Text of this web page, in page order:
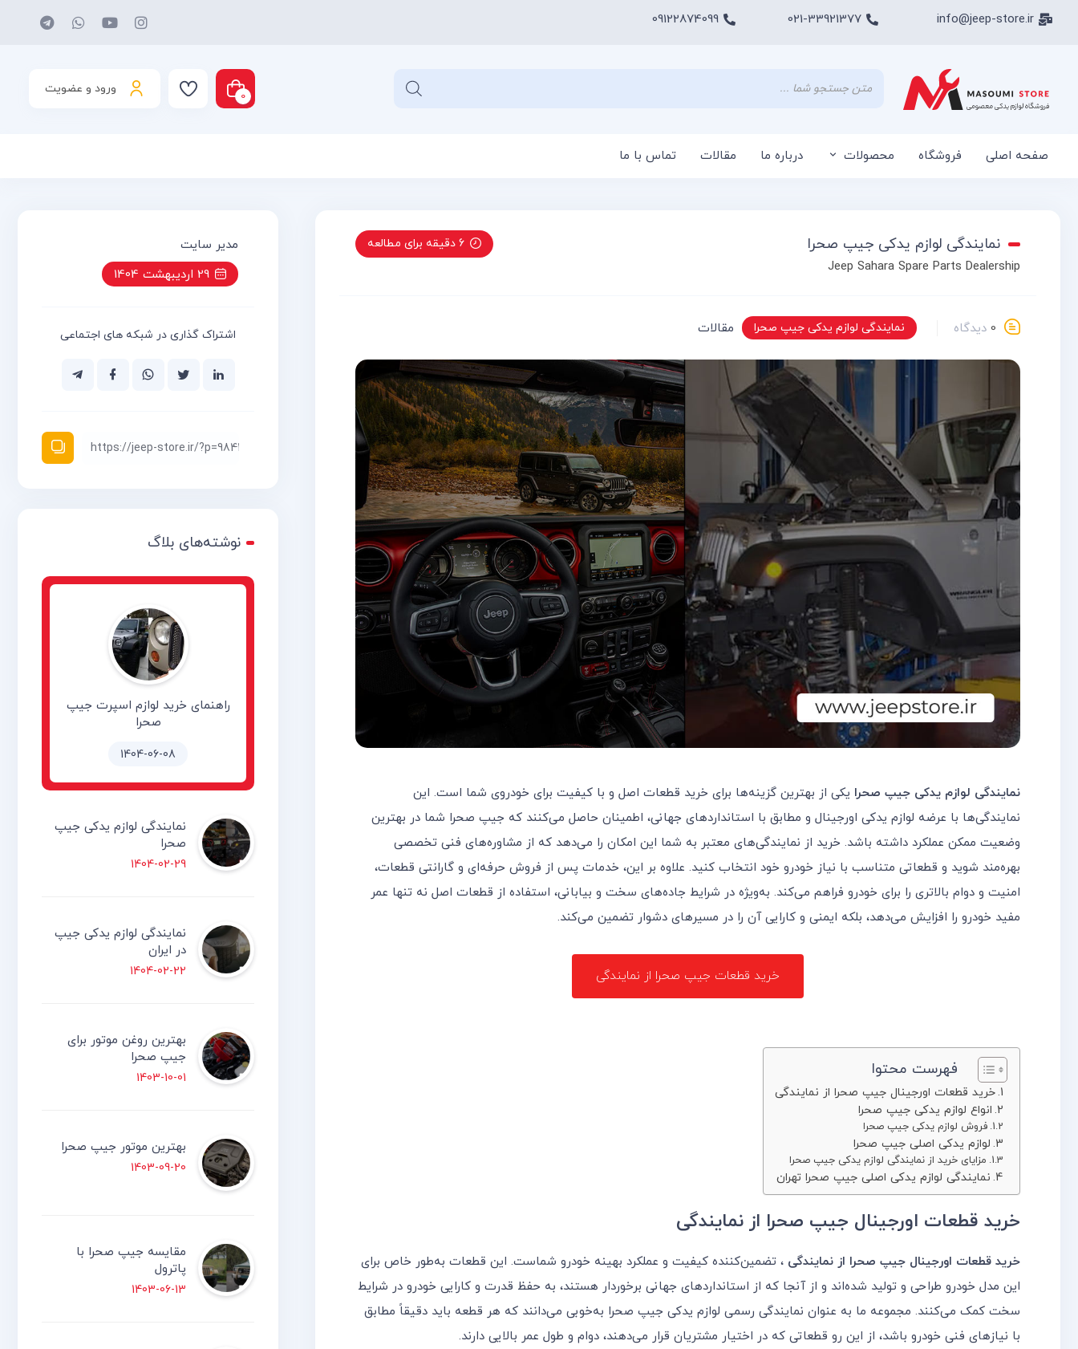
info@jeep-store.ir
021-33921377
09122874099
ورود و عضویت 0
صفحه اصلی فروشگاه محصولات درباره ما مقالات تماس با ما
نمایندگی لوازم یدکی جیپ صحرا
Jeep Sahara Spare Parts Dealership
6 دقیقه برای مطالعه
0 دیدگاه نمایندگی لوازم یدکی جیپ صحرا مقالات
نمایندگی لوازم یدکی جیپ صحرا یکی از بهترین گزینه‌ها برای خرید قطعات اصل و با کیفیت برای خودروی شما است. این
نمایندگی‌ها با عرضه لوازم یدکی اورجینال و مطابق با استانداردهای جهانی، اطمینان حاصل می‌کنند که جیپ صحرا شما در بهترین
وضعیت ممکن عملکرد داشته باشد. خرید از نمایندگی‌های معتبر به شما این امکان را می‌دهد که از مشاوره‌های فنی تخصصی
بهره‌مند شوید و قطعاتی متناسب با نیاز خودرو خود انتخاب کنید. علاوه بر این، خدمات پس از فروش حرفه‌ای و گارانتی قطعات،
امنیت و دوام بالاتری را برای خودرو فراهم می‌کند. به‌ویژه در شرایط جاده‌های سخت و بیابانی، استفاده از قطعات اصل نه تنها عمر
مفید خودرو را افزایش می‌دهد، بلکه ایمنی و کارایی آن را در مسیرهای دشوار تضمین می‌کند.
خرید قطعات جیپ صحرا از نمایندگی
فهرست محتوا
خرید قطعات اورجینال جیپ صحرا از نمایندگی
انواع لوازم یدکی جیپ صحرا
فروش لوازم یدکی جیپ صحرا
لوازم یدکی اصلی جیپ صحرا
مزایای خرید از نمایندگی لوازم یدکی جیپ صحرا
نمایندگی لوازم یدکی اصلی جیپ صحرا تهران
خرید قطعات اورجینال جیپ صحرا از نمایندگی
خرید قطعات اورجینال جیپ صحرا از نمایندگی‌ ، تضمین‌کننده کیفیت و عملکرد بهینه خودرو شماست. این قطعات به‌طور خاص برای
این مدل خودرو طراحی و تولید شده‌اند و از آنجا که از استانداردهای جهانی برخوردار هستند، به حفظ قدرت و کارایی خودرو در شرایط
سخت کمک می‌کنند. مجموعه ما به عنوان نمایندگی‌ رسمی لوازم یدکی جیپ صحرا به‌خوبی می‌دانند که هر قطعه باید دقیقاً مطابق
با نیازهای فنی خودرو باشد، از این رو قطعاتی که در اختیار مشتریان قرار می‌دهند، دوام و طول عمر بالایی دارند.
مدیر سایت
29 اردیبهشت 1404
اشتراک گذاری در شبکه های اجتماعی
نوشته‌های بلاگ
راهنمای خرید لوازم اسپرت جیپ
صحرا
1404-06-08
نمایندگی لوازم یدکی جیپ
صحرا
1404-02-29
نمایندگی لوازم یدکی جیپ
در ایران
1404-02-22
بهترین روغن موتور برای
جیپ صحرا
1403-10-01
بهترین موتور جیپ صحرا
1403-09-20
مقایسه جیپ صحرا با
پاترول
1403-06-13